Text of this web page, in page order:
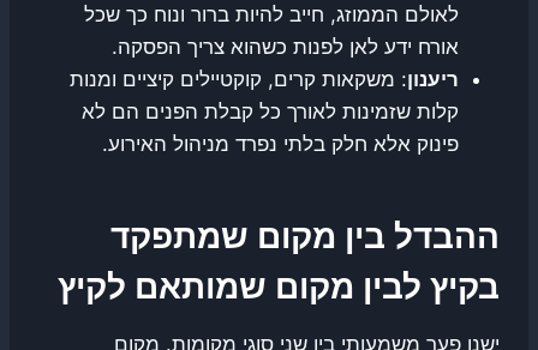
לאולם הממוזג, חייב להיות ברור ונוח כך שכל
אורח ידע לאן לפנות כשהוא צריך הפסקה.
ריענון: משקאות קרים, קוקטיילים קיציים ומנות
קלות שזמינות לאורך כל קבלת הפנים הם לא
פינוק אלא חלק בלתי נפרד מניהול האירוע.
ההבדל בין מקום שמתפקד
בקיץ לבין מקום שמותאם לקיץ
ישנו פער משמעותי בין שני סוגי מקומות. מקום